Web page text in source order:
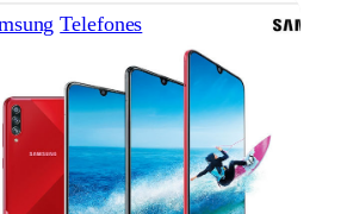
Telefones